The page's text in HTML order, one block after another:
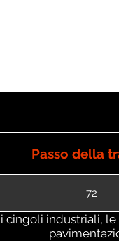
Passo della
72
industriali,